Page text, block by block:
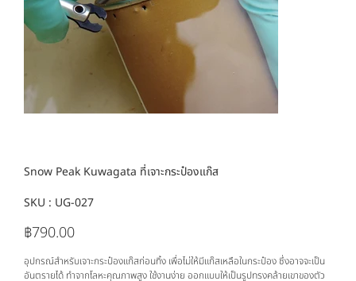
Snow Peak Kuwagata ที่เจาะกระป๋องแก๊ส
SKU : SKU
UG-
UG-027
ราคา
฿790.00
อุปกรณ์สำหรับเจาะกระป๋องแก๊สก่อนทิ้ง เพื่อไม่ให้มีแก๊สเหลือในกระป๋อง ซึ่งอาจจะเป็น
อันตรายได้ ทำจากโลหะคุณภาพสูง ใช้งานง่าย ออกแบบให้เป็นรูปทรงคล้ายเขาของตัว